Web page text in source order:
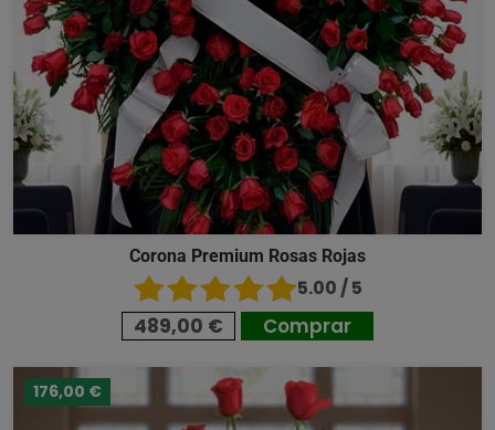
Corona Premium Rosas Rojas
5.00 / 5
489,00 € Comprar
176,00 €